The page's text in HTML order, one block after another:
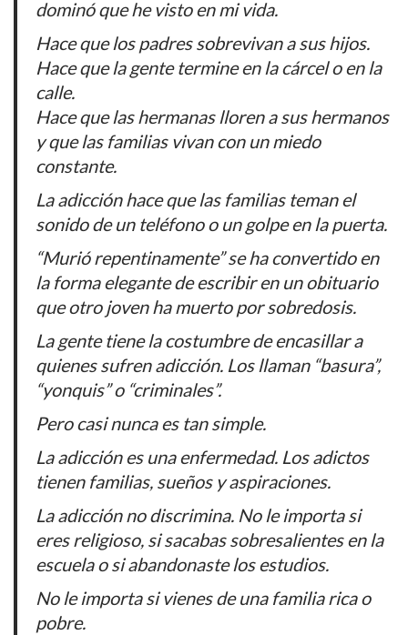
dominó que he visto en mi vida.
Hace que los padres sobrevivan a sus hijos.
Hace que la gente termine en la cárcel o en la
calle.
Hace que las hermanas lloren a sus hermanos
y que las familias vivan con un miedo
constante.
La adicción hace que las familias teman el
sonido de un teléfono o un golpe en la puerta.
“Murió repentinamente” se ha convertido en
la forma elegante de escribir en un obituario
que otro joven ha muerto por sobredosis.
La gente tiene la costumbre de encasillar a
quienes sufren adicción. Los llaman “basura”,
“yonquis” o “criminales”.
Pero casi nunca es tan simple.
La adicción es una enfermedad. Los adictos
tienen familias, sueños y aspiraciones.
La adicción no discrimina. No le importa si
eres religioso, si sacabas sobresalientes en la
escuela o si abandonaste los estudios.
No le importa si vienes de una familia rica o
pobre.